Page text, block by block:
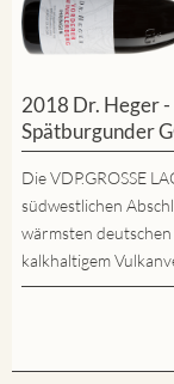
2018 Dr. Heger
Spätburgunder
Die VDP.GROSSE
südwestlichen
wärmsten
kalkhaltigem